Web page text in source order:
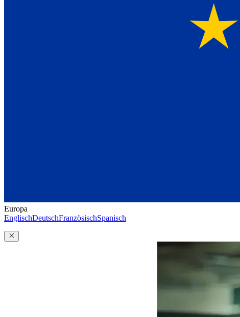
Europa
EnglischDeutschFranzösischSpanisch